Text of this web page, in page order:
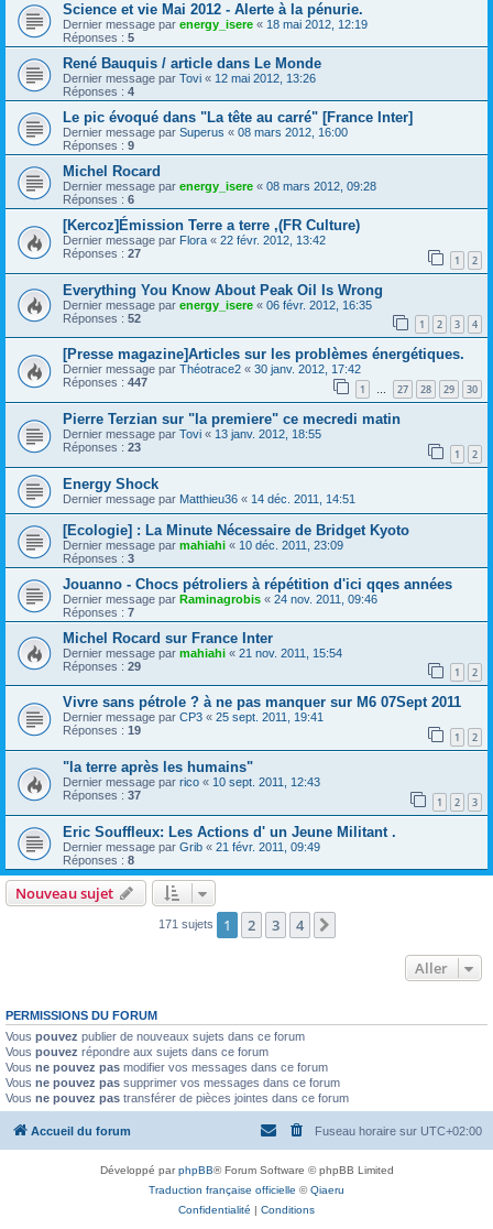
Science et vie Mai 2012 - Alerte à la pénurie.
Dernier message par energy_isere « 18 mai 2012, 12:19
Réponses : 5
René Bauquis / article dans Le Monde
Dernier message par Tovi « 12 mai 2012, 13:26
Réponses : 4
Le pic évoqué dans "La tête au carré" [France Inter]
Dernier message par Superus « 08 mars 2012, 16:00
Réponses : 9
Michel Rocard
Dernier message par energy_isere « 08 mars 2012, 09:28
Réponses : 6
[Kercoz]Émission Terre a terre ,(FR Culture)
Dernier message par Flora « 22 févr. 2012, 13:42
Réponses : 27 1 2
Everything You Know About Peak Oil Is Wrong
Dernier message par energy_isere « 06 févr. 2012, 16:35
Réponses : 52 1 2 3 4
[Presse magazine]Articles sur les problèmes énergétiques.
Dernier message par Théotrace2 « 30 janv. 2012, 17:42
Réponses : 447 1 … 27 28 29 30
Pierre Terzian sur "la premiere" ce mecredi matin
Dernier message par Tovi « 13 janv. 2012, 18:55
Réponses : 23 1 2
Energy Shock
Dernier message par Matthieu36 « 14 déc. 2011, 14:51
[Ecologie] : La Minute Nécessaire de Bridget Kyoto
Dernier message par mahiahi « 10 déc. 2011, 23:09
Réponses : 3
Jouanno - Chocs pétroliers à répétition d'ici qqes années
Dernier message par Raminagrobis « 24 nov. 2011, 09:46
Réponses : 7
Michel Rocard sur France Inter
Dernier message par mahiahi « 21 nov. 2011, 15:54
Réponses : 29 1 2
Vivre sans pétrole ? à ne pas manquer sur M6 07Sept 2011
Dernier message par CP3 « 25 sept. 2011, 19:41
Réponses : 19 1 2
"la terre après les humains"
Dernier message par rico « 10 sept. 2011, 12:43
Réponses : 37 1 2 3
Eric Souffleux: Les Actions d' un Jeune Militant .
Dernier message par Grib « 21 févr. 2011, 09:49
Réponses : 8
Nouveau sujet
171 sujets 1 2 3 4
Aller
PERMISSIONS DU FORUM
Vous pouvez publier de nouveaux sujets dans ce forum
Vous pouvez répondre aux sujets dans ce forum
Vous ne pouvez pas modifier vos messages dans ce forum
Vous ne pouvez pas supprimer vos messages dans ce forum
Vous ne pouvez pas transférer de pièces jointes dans ce forum
Accueil du forum Fuseau horaire sur UTC+02:00
Développé parphpBB® Forum Software © phpBB Limited
Traduction française officielle ©Qiaeru
Confidentialité | Conditions